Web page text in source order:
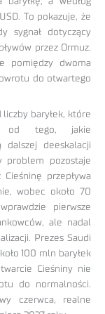
To pokazuje, że
sygnał dotyczący
przez Ormuz.
pomiędzy dwoma
do otwartego
baryłek, które
od tego, jakie
dalszej deeskalacji
problem pozostaje
przepływa
wobec około 70
pierwsze
ale nadal
Prezes Saudi
100 mln baryłek
Cieśniny nie
do normalności.
czerwca, realne